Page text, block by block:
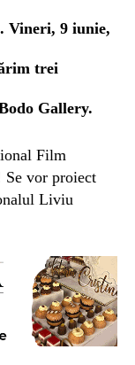
Vineri, 9 iunie,
trei
Gallery.
Film
Se vor proiect
Liviu